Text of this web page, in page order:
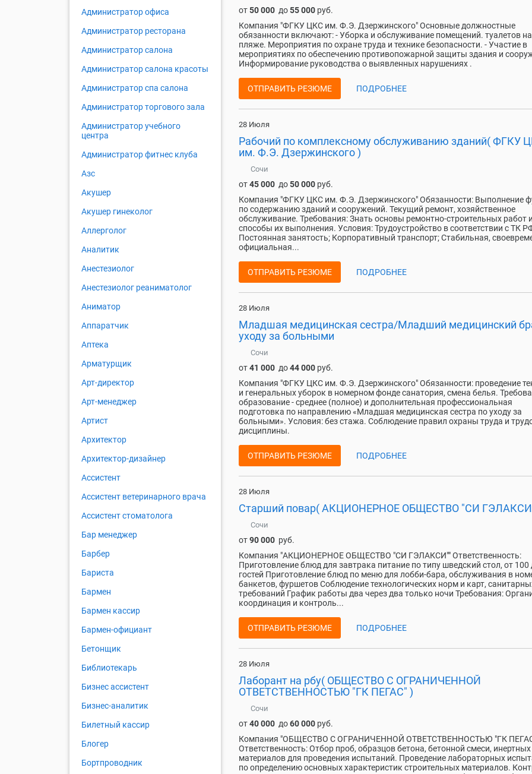
от50 000 до55 000 руб.
Компания "ФГКУ ЦКС им. Ф.Э. Дзержинского" Основные должностные
обязанности включают: - Уборка и обслуживание помещений. туалетов на
пляже. Мероприятия по охране труда и технике безопасности. - Участие в
мероприятиях по обеспечению противопожарной защиты здания и
Информирование руководства о выявленных нарушениях .
ОТПРАВИТЬ РЕЗЮМЕ ПОДРОБНЕЕ
28 Июля
Рабочий по комплексному обслуживанию зданий( ФГКУ
им. Ф.Э. Дзержинского )
Сочи
от45 000 до50 000 руб.
Компания "ФГКУ ЦКС им. Ф.Э. Дзержинского" Обязанности: Выполнение
по содержанию зданий и сооружений. Текущий ремонт, хозяйственное
обслуживание. Требования: Знать основы ремонтно-строительных работ и
способы их выполнения. Условия: Трудоустройство в соответствии с ТК
Постоянная занятость; Корпоративный транспорт; Стабильная,
официальная...
ОТПРАВИТЬ РЕЗЮМЕ ПОДРОБНЕЕ
28 Июля
Младшая медицинская сестра/Младший медицинский
уходу за больными
Сочи
от41 000 до44 000 руб.
Компания "ФГКУ ЦКС им. Ф.Э. Дзержинского" Обязанности: проведение
и генеральных уборок в номерном фонде санатория, смена белья.
образование - среднее (полное) и дополнительная профессиональная
подготовка по направлению «Младшая медицинская сестра по уходу за
больными». Условия: без стажа. Соблюдение правил охраны труда и
дисциплины. ​​​​​​​
ОТПРАВИТЬ РЕЗЮМЕ ПОДРОБНЕЕ
28 Июля
Старший повар( АКЦИОНЕРНОЕ ОБЩЕСТВО "СИ
Сочи
от90 000 руб.
Компания "АКЦИОНЕРНОЕ ОБЩЕСТВО "СИ ГЭЛАКСИ"" Ответственность:
Приготовление блюд для завтрака питание по типу шведский стол, от 100
гостей Приготовление блюд по меню для лобби-бара, обслуживания в
банкетов, фуршетов Соблюдение технологических норм и карт,
требований График работы два через два только ночи Требования:
координация и контроль...
ОТПРАВИТЬ РЕЗЮМЕ ПОДРОБНЕЕ
28 Июля
Лаборант на рбу( ОБЩЕСТВО С ОГРАНИЧЕННОЙ
ОТВЕТСТВЕННОСТЬЮ "ГК ПЕГАС" )
Сочи
от40 000 до60 000 руб.
Компания "ОБЩЕСТВО С ОГРАНИЧЕННОЙ ОТВЕТСТВЕННОСТЬЮ "ГК
Ответственность: Отбор проб, образцов бетона, бетонной смеси, инертных
материалов для проведения испытаний. Проведение лабораторных
по определению основных характеристик строительных материалов.
Администратор офиса
Администратор ресторана
Администратор салона
Администратор салона красоты
Администратор спа салона
Администратор торгового зала
Администратор учебного
центра
Администратор фитнес клуба
Азс
Акушер
Акушер гинеколог
Аллерголог
Аналитик
Анестезиолог
Анестезиолог реаниматолог
Аниматор
Аппаратчик
Аптека
Арматурщик
Арт-директор
Арт-менеджер
Артист
Архитектор
Архитектор-дизайнер
Ассистент
Ассистент ветеринарного врача
Ассистент стоматолога
Бар менеджер
Барбер
Бариста
Бармен
Бармен кассир
Бармен-официант
Бетонщик
Библиотекарь
Бизнес ассистент
Бизнес-аналитик
Билетный кассир
Блогер
Бортпроводник